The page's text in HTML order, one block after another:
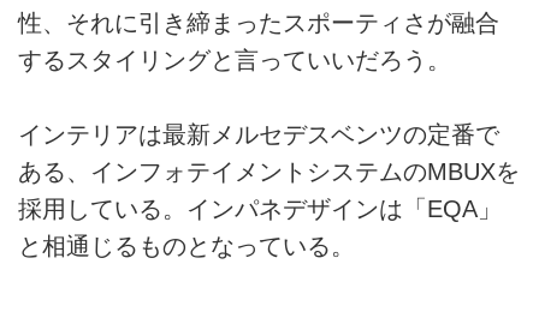
性、それに引き締まったスポーティさが融合
するスタイリングと言っていいだろう。
インテリアは最新メルセデスベンツの定番で
ある、インフォテイメントシステムのMBUXを
採用している。インパネデザインは「EQA」
と相通じるものとなっている。